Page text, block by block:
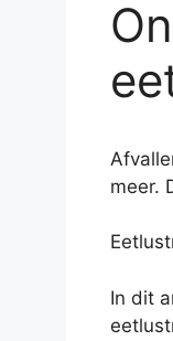
meer.
In dit